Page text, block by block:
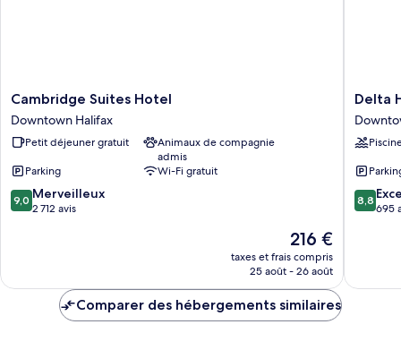
Cambridge
Suites
Hotel
Downtown
Cambridge Suites Hotel
Downtown Halifax
Petit déjeuner gratuit
Animaux de compagnie
admis
Parking
Wi-Fi gratuit
9.0
sur
9,0 Merveilleux
2 712 avis
Le
nouveau
prix
de
216 €
taxes et frais compris
25 août - 26 août
Delta
Hotels
by
Halifax
Delta
8.8
sur
8,8
695
Comparer des hébergements similaires